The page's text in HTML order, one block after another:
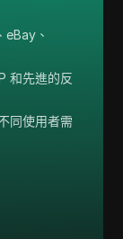
、
和先進的反
同使用者需